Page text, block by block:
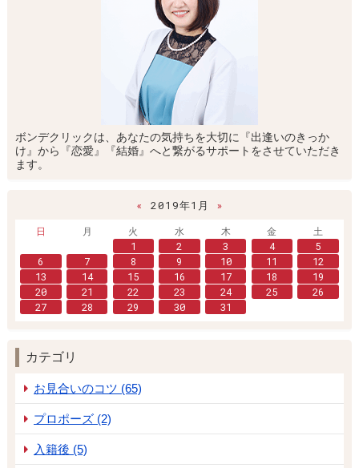
ボンデクリックは、あなたの気持ちを大切に『出逢いのきっか
け』から『恋愛』『結婚』へと繋がるサポートをさせていただき
ます。
« 2019年1月
»
日
月 火 水 木 金
土
1
2 3 4
5
6
7 8 9 10 11
12
13
14 15 16 17 18
19
20
21 22 23 24 25
26
27
28 29 30 31
カテゴリ
お見合いのコツ (65)
プロポーズ (2)
入籍後 (5)